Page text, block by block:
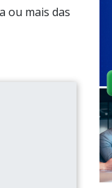
ou mais das